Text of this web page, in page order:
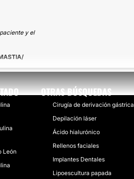
y el
León
OTRAS BÚSQUEDAS
Cirugía de derivación gástrica
Depilación láser
Ácido hialurónico
Rellenos faciales
Implantes Dentales
Lipoescultura papada